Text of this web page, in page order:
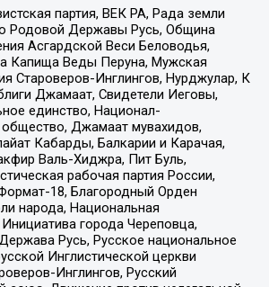
партия, ВЕК РА, Рада земли
Родовой Державы Русь, Община
Асгардской Веси Беловодья,
Капища Веды Перуна, Мужская
Староверов-Инглингов, Нурджулар, К
Джамаат, Свидетели Иеговы,
единство, Национал-
общество, Джамаат мувахидов,
Кабарды, Балкарии и Карачая,
Валь-Хиджра, Пит Буль,
рабочая партия России,
18, Благородный Орден
народа, Национальная
города Череповца,
Русь, Русское национальное
Инглистической церкви
Инглингов, Русский